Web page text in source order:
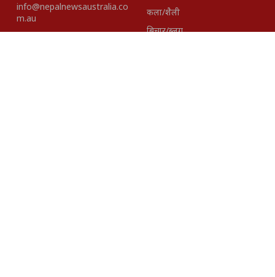
info@nepalnewsaustralia.co
m.au
कला/शैली
बिचार/ब्लग